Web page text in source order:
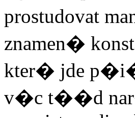
prostudovat
znamen�
kter� jde
v�c t��d